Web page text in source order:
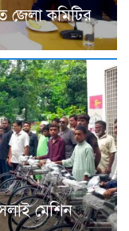
জেলা কমিটির
মেশিন